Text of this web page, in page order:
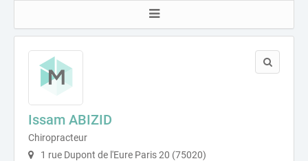
Issam ABIZID
Chiropracteur
1 rue Dupont de l'Eure Paris 20 (75020)